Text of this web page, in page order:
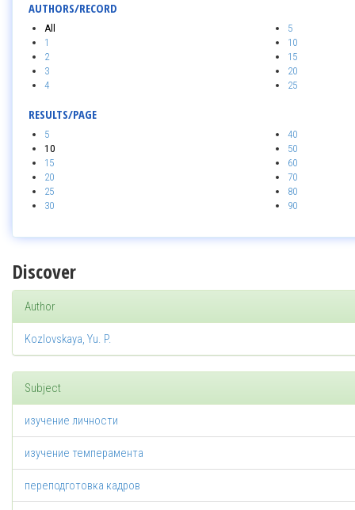
AUTHORS/RECORD
All
1
2
3
4
5
10
15
20
25
RESULTS/PAGE
5
10
15
20
25
30
40
50
60
70
80
90
Discover
Author
Kozlovskaya, Yu. P.
Subject
изучение личности
изучение темперамента
переподготовка кадров